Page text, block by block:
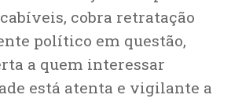
cobra retratação
político em questão,
a quem interessar
está atenta e vigilante a